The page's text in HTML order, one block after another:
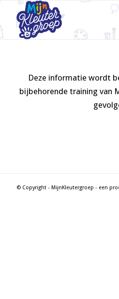
Deze informatie wordt
bijbehorende training van
© Copyright - MijnKleutergroep - een